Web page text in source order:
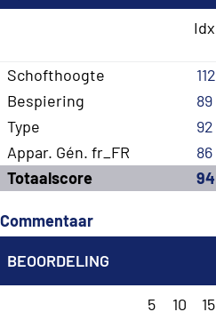
Idx
Schofthoogte 112
Bespiering
89
Type
92
Appar. Gén. fr_FR
86
Totaalscore
94
Commentaar
BEOORDELING
5 10 15